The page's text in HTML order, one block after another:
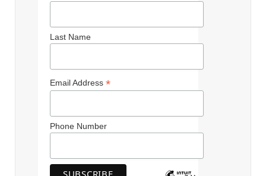
Last Name
Email Address *
Phone Number